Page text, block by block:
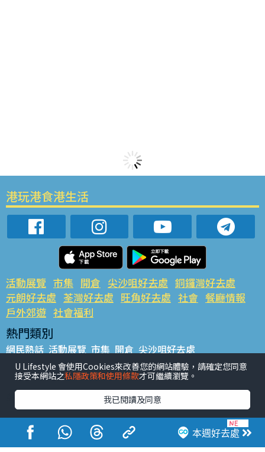
本週好去處
港玩港食港生活
活動展覽 市集 開倉 尖沙咀好去處 銅鑼灣好去處
元朗好去處 荃灣好去處 旺角好去處 社會 餐廳情報
戶外郊遊 社會福利
熱門類別
網民熱話 活動展覽 市集 開倉 尖沙咀好去處
銅鑼灣好去處 元朗好去處 荃灣好去處 旺角好去處 社會
餐廳情報 戶外郊遊
熱門標籤
#UGO搵好去處 #人氣活動推介 #美食社群熱話
#親子玩樂好去處
#ULifestyle應用程式
#限時搶
#UJetso禮物放送
#ULifestyle商戶中心 #著數 #網絡熱話
U Lifestyle 會使用Cookies來改善您的網站體驗，請確定您同意
接受本網站之私隱政策和使用條款才可繼續瀏覽。
我已閱讀及同意